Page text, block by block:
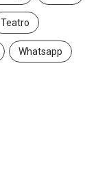
Teatro
Whatsapp